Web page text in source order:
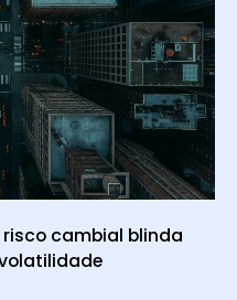
cambial blinda